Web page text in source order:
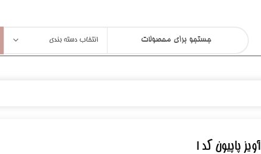
انتخاب دسته بندی
آویز پاپیون کد ۱